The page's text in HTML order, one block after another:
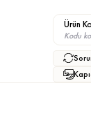
Ürün
Kodu